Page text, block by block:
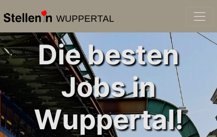
WUPPERTAL
Die besten
Jobs in
Wuppertal!